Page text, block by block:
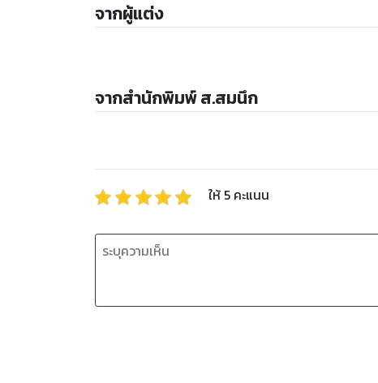
จากผู้แต่ง
จากสำนักพิมพ์ ส.สมนึก
ให้ 5 คะแนน